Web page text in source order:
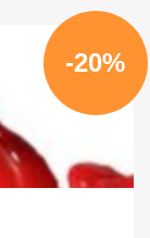
-20%